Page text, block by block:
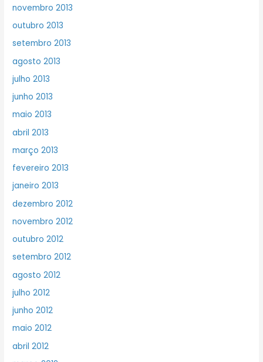
novembro 2013
outubro 2013
setembro 2013
agosto 2013
julho 2013
junho 2013
maio 2013
abril 2013
março 2013
fevereiro 2013
janeiro 2013
dezembro 2012
novembro 2012
outubro 2012
setembro 2012
agosto 2012
julho 2012
junho 2012
maio 2012
abril 2012